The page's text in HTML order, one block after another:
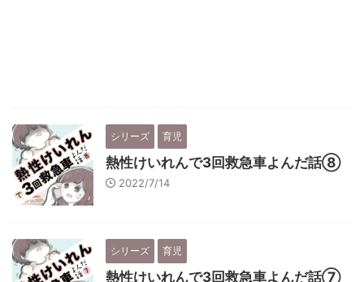
シリーズ 育児
熱性けいれんで3回救急車よんだ話⑧
2022/7/14
シリーズ 育児
熱性けいれんで3回救急車よんだ話⑦